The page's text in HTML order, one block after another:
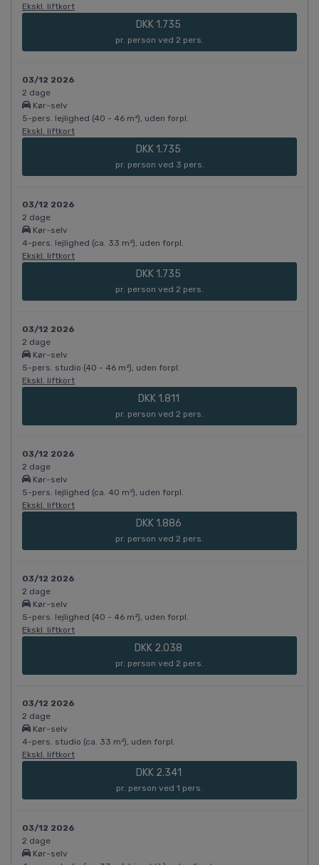
Ekskl. liftkort
DKK 1.735
pr. person ved 2 pers.
03/12 2026
2 dage
Kør-selv
5-pers. lejlighed (40 - 46 m²), uden forpl.
Ekskl. liftkort
DKK 1.735
pr. person ved 3 pers.
03/12 2026
2 dage
Kør-selv
4-pers. lejlighed (ca. 33 m²), uden forpl.
Ekskl. liftkort
DKK 1.735
pr. person ved 2 pers.
03/12 2026
2 dage
Kør-selv
5-pers. studio (40 - 46 m²), uden forpl.
Ekskl. liftkort
DKK 1.811
pr. person ved 2 pers.
03/12 2026
2 dage
Kør-selv
5-pers. lejlighed (ca. 40 m²), uden forpl.
Ekskl. liftkort
DKK 1.886
pr. person ved 2 pers.
03/12 2026
2 dage
Kør-selv
5-pers. lejlighed (40 - 46 m²), uden forpl.
Ekskl. liftkort
DKK 2.038
pr. person ved 2 pers.
03/12 2026
2 dage
Kør-selv
4-pers. studio (ca. 33 m²), uden forpl.
Ekskl. liftkort
DKK 2.341
pr. person ved 1 pers.
03/12 2026
2 dage
Kør-selv